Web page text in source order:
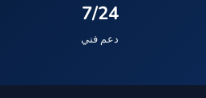
7/24
دعم فني